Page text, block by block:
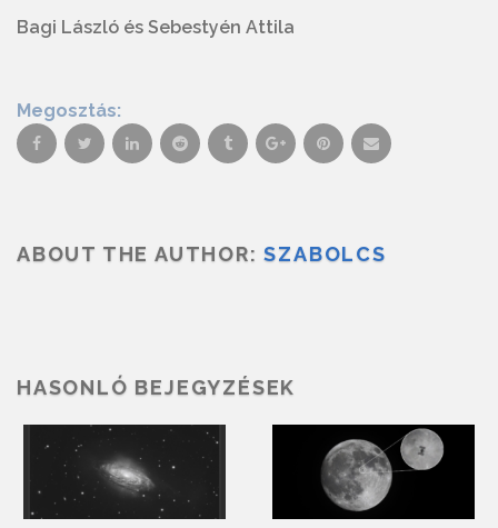
Bagi László és Sebestyén Attila
Megosztás:
ABOUT THE AUTHOR:SZABOLCS
HASONLÓ BEJEGYZÉSEK